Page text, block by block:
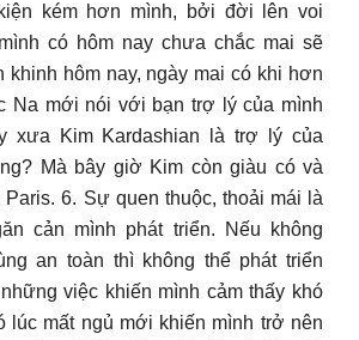
kém hơn mình, bởi đời lên voi
có hôm nay chưa chắc mai sẽ
khinh hôm nay, ngày mai có khi hơn
Na mới nói với bạn trợ lý của mình
xưa Kim Kardashian là trợ lý của
Mà bây giờ Kim còn giàu có và
6. Sự quen thuộc, thoải mái là
cản mình phát triển. Nếu không
an toàn thì không thể phát triển
việc khiến mình cảm thấy khó
lúc mất ngủ mới khiến mình trở nên